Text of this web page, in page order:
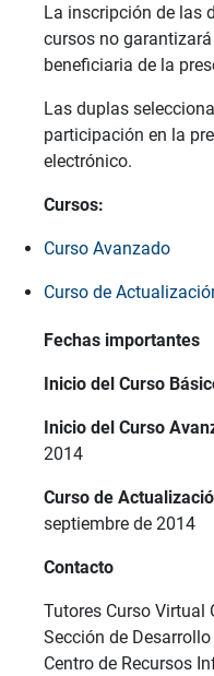
La inscripción de las
cursos no
beneficiaria de la
Las duplas
participación en la
electrónico.
Cursos:
Curso Avanzado
Curso de
Fechas importantes
Inicio del Curso
Inicio del Curso
2014
Curso de
septiembre de 2014
Contacto
Tutores Curso Virtual
Sección de
Centro de Recursos